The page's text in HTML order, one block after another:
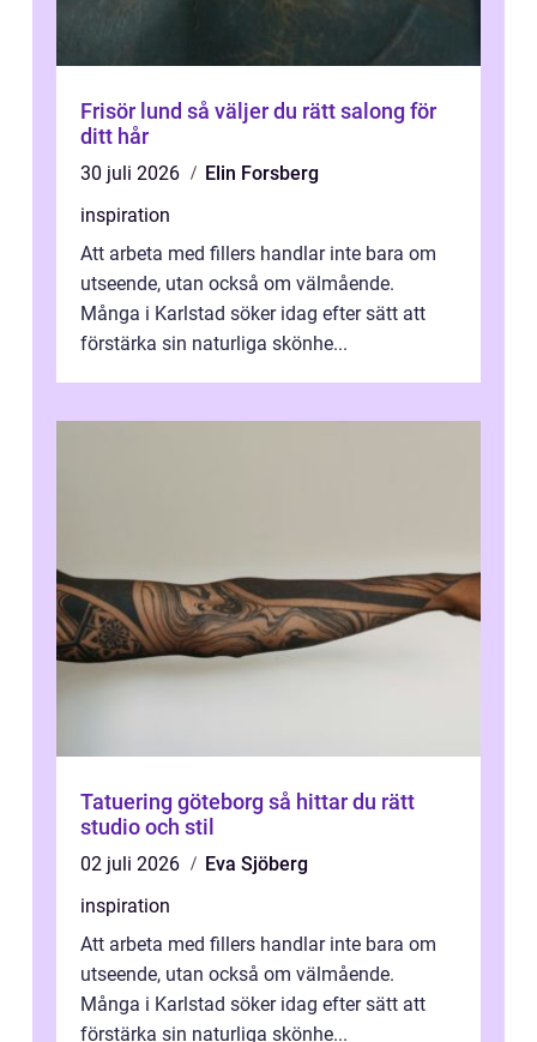
Frisör lund så väljer du rätt salong för
ditt hår
30 juli 2026
Elin Forsberg
inspiration
Att arbeta med fillers handlar inte bara om
utseende, utan också om välmående.
Många i Karlstad söker idag efter sätt att
förstärka sin naturliga skönhe...
Tatuering göteborg så hittar du rätt
studio och stil
02 juli 2026
Eva Sjöberg
inspiration
Att arbeta med fillers handlar inte bara om
utseende, utan också om välmående.
Många i Karlstad söker idag efter sätt att
förstärka sin naturliga skönhe...